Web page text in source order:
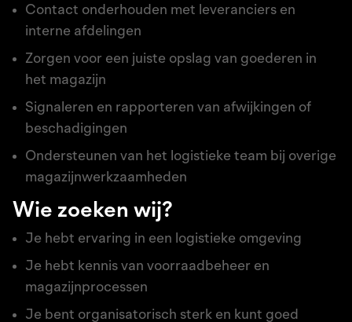
Contact onderhouden met leveranciers en
interne afdelingen
Zorgen voor een juiste opslag van goederen in
het magazijn
Signaleren en rapporteren van afwijkingen of
beschadigingen
Ondersteunen van het logistieke team bij overige
magazijnwerkzaamheden
Wie zoeken wij?
Je hebt ervaring in een logistieke omgeving
Je hebt kennis van voorraadbeheer en
magazijnprocessen
Je bent organisatorisch sterk en kunt goed